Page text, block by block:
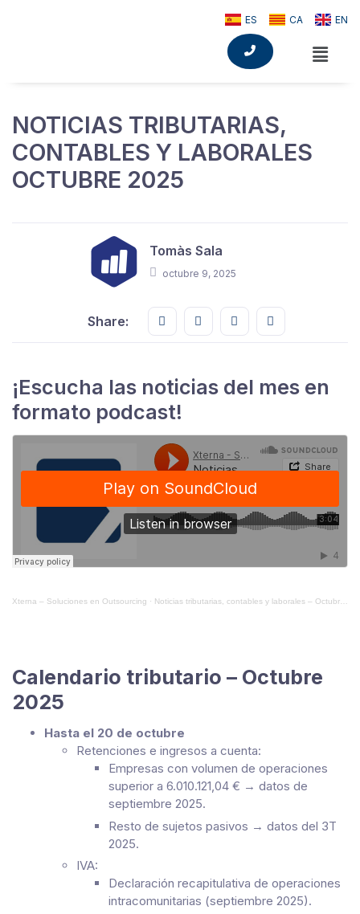
ES CA EN
NOTICIAS TRIBUTARIAS,
CONTABLES Y LABORALES
OCTUBRE 2025
Tomàs Sala
octubre 9, 2025
Share: Share this on FaceBook
Share this on Twitter
Share this on GMail
Share this on
¡Escucha las noticias del mes en
formato podcast!
Xterna – Soluciones en Outsourcing · Noticias tributarias, contables y laborales – Octubre 2025
Calendario tributario – Octubre
2025
Hasta el 20 de octubre
Retenciones e ingresos a cuenta:
Empresas con volumen de operaciones
superior a 6.010.121,04 € → datos de
septiembre 2025.
Resto de sujetos pasivos → datos del 3T
2025.
IVA:
Declaración recapitulativa de operaciones
intracomunitarias (septiembre 2025).